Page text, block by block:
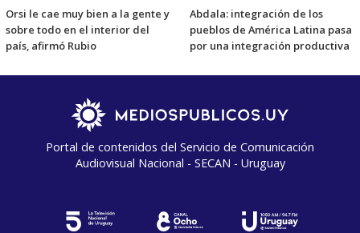
Orsi le cae muy bien a la gente y
sobre todo en el interior del
país, afirmó Rubio
Abdala: integración de los
pueblos de América Latina pasa
por una integración productiva
Portal de contenidos del Servicio de Comunicación
Audiovisual Nacional - SECAN - Uruguay